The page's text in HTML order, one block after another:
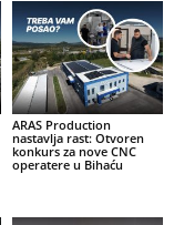
ARAS Production
nastavlja rast: Otvoren
konkurs za nove CNC
operatere u Bihaću